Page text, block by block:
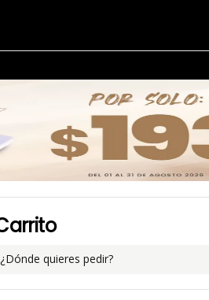
¿Dónde quieres pedir?